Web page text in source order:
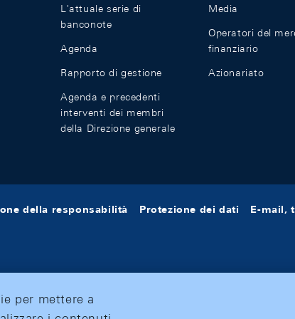
L'attuale serie di
banconote
Agenda
Rapporto di gestione
Agenda e precedenti
interventi dei membri
della Direzione generale
Media
Operatori del
finanziario
Azionariato
della responsabilità Protezione dei dati E-mail,
per mettere a